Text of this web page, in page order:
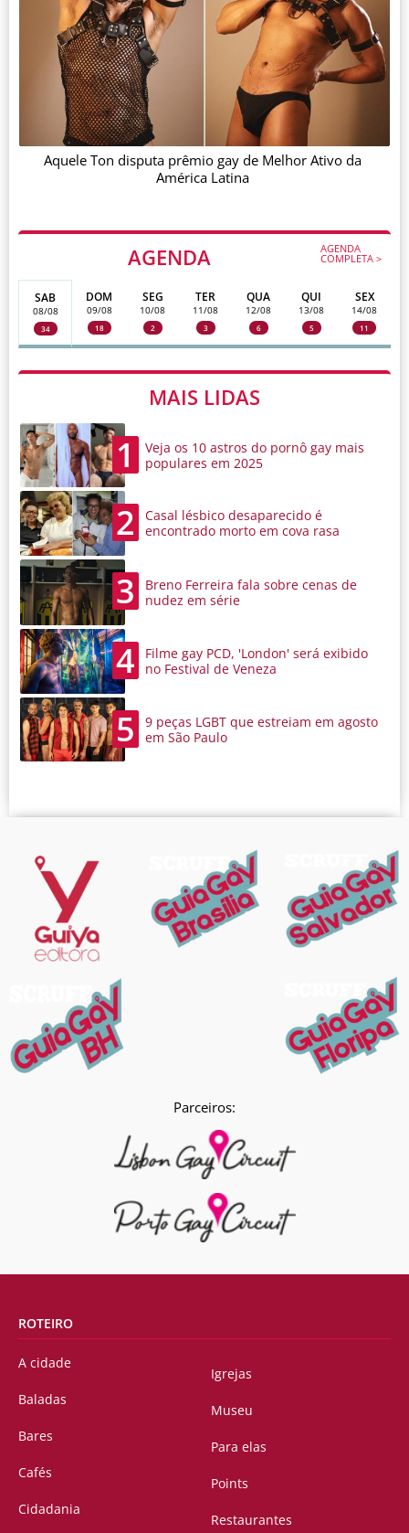
AGENDA AGENDA
COMPLETA >
SAB
08/08
34
DOM
09/08
18
SEG
10/08
2
TER
11/08
3
QUA
12/08
6
QUI
13/08
5
SEX
14/08
11
MAIS LIDAS
1
Veja os 10 astros do pornô gay mais
populares em 2025
2
Casal lésbico desaparecido é
encontrado morto em cova rasa
3
Breno Ferreira fala sobre cenas de
nudez em série
4
Filme gay PCD, 'London' será exibido
no Festival de Veneza
5
9 peças LGBT que estreiam em agosto
em São Paulo
Aquele Ton disputa prêmio gay de Melhor Ativo da
América Latina
Parceiros:
ROTEIRO
A cidade
Baladas
Bares
Cafés
Cidadania
Igrejas
Museu
Para elas
Points
Restaurantes